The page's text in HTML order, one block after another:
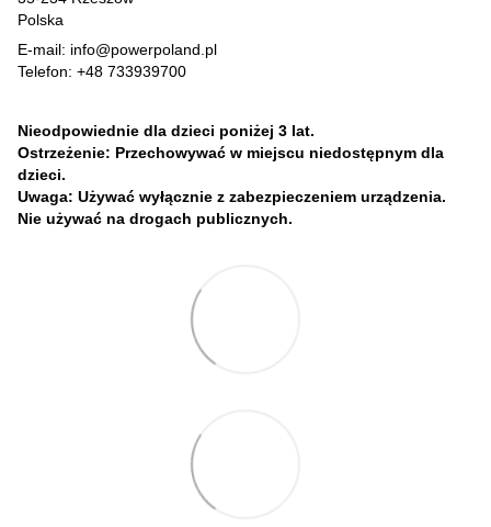
Polska
E-mail: info@powerpoland.pl
Telefon: +48 733939700
Nieodpowiednie dla dzieci poniżej 3 lat.
Ostrzeżenie: Przechowywać w miejscu niedostępnym dla
dzieci.
Uwaga: Używać wyłącznie z zabezpieczeniem urządzenia.
Nie używać na drogach publicznych.